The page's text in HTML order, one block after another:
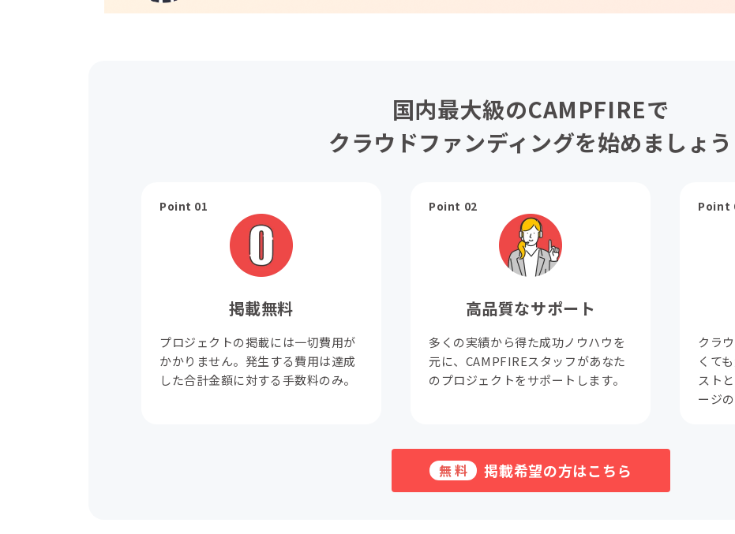
国内最大級のCAMPFIREで
クラウドファンディングを始めましょう
Point 01
掲載無料
プロジェクトの掲載には一切費用が
かかりません。発生する費用は達成
した合計金額に対する手数料のみ。
Point 02
高品質なサポート
多くの実績から得た成功ノウハウを
元に、CAMPFIREスタッフがあなた
のプロジェクトをサポートします。
Point
クラ
くて
スト
ージ
無料 掲載希望の方はこちら